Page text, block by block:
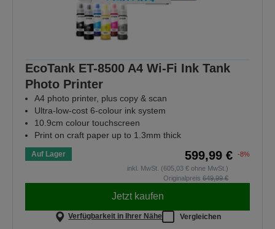
EcoTank ET-8500 A4 Wi-Fi Ink Tank
Photo Printer
A4 photo printer, plus copy & scan
Ultra-low-cost 6-colour ink system
10.9cm colour touchscreen
Print on craft paper up to 1.3mm thick
Auf Lager 599,99 €
-8%
inkl. MwSt. (605,03 € ohne MwSt.)
Originalpreis 649,99 €
Jetzt kaufen
Verfügbarkeit in Ihrer Nähe Vergleichen